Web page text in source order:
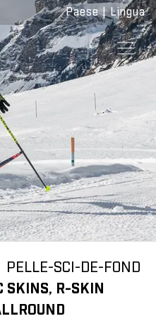
Paese|Lingua
PELLE-SCI-DE-FOND
SKINS, R-SKIN